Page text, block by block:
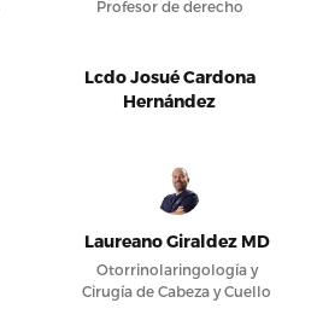
Profesor de derecho
Lcdo Josué Cardona
Hernández
Laureano Giraldez MD
Otorrinolaringología y
Cirugía de Cabeza y Cuello